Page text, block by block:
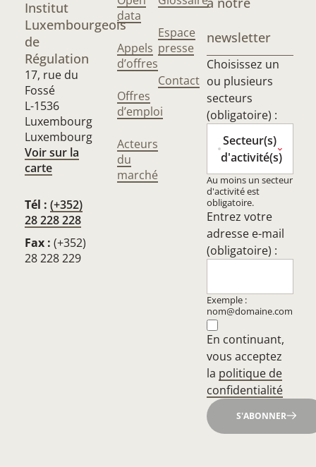
Institut
Luxembourgeois
de
Régulation
17, rue du
Fossé
L-1536
Luxembourg
Luxembourg
Voir sur la
carte
Tél : (+352)
28 228 228
Fax : (+352)
28 228 229
data
Appels
d’offres
Offres
d’emploi
Acteurs
du
marché
Espace
presse
Contact
newsletter
Choisissez un
ou plusieurs
secteurs
(obligatoire) :
Secteur(s)
d'activité(s)
Au moins un secteur
d'activité est
obligatoire.
Entrez votre
adresse e-mail
(obligatoire) :
Exemple :
nom@domaine.com
En continuant,
vous acceptez
la politique de
confidentialité
S'ABONNER